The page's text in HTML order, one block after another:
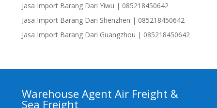
Jasa Import Barang Dari Yiwu | 085218450642
Jasa Import Barang Dari Shenzhen | 085218450642
Jasa Import Barang Dari Guangzhou | 085218450642
Warehouse Agent Air Freight &
Sea Freight